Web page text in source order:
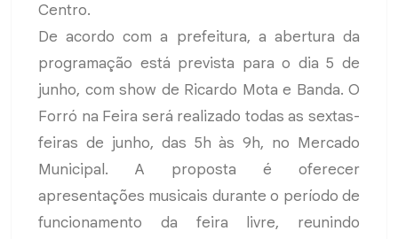
Centro.
De acordo com a prefeitura, a abertura da
programação está prevista para o dia 5 de
junho, com show de Ricardo Mota e Banda. O
Forró na Feira será realizado todas as sextas-
feiras de junho, das 5h às 9h, no Mercado
Municipal. A proposta é oferecer
apresentações musicais durante o período de
funcionamento da feira livre, reunindo